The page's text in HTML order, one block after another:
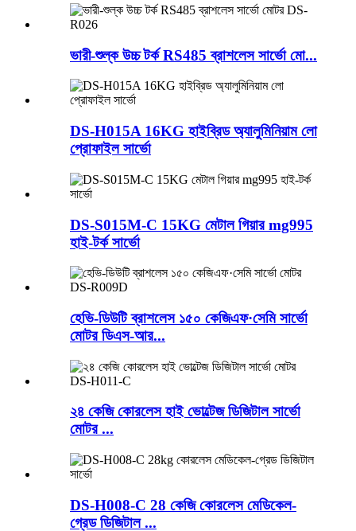
ভারী-শুল্ক উচ্চ টর্ক RS485 ব্রাশলেস সার্ভো মো...
DS-H015A 16KG হাইব্রিড অ্যালুমিনিয়াম লো
প্রোফাইল সার্ভো
DS-S015M-C 15KG মেটাল গিয়ার mg995
হাই-টর্ক সার্ভো
হেভি-ডিউটি ​​ব্রাশলেস ১৫০ কেজিএফ·সেমি সার্ভো
মোটর ডিএস-আর...
২৪ কেজি কোরলেস হাই ভোল্টেজ ডিজিটাল সার্ভো
মোটর ...
DS-H008-C 28 কেজি কোরলেস মেডিকেল-
গ্রেড ডিজিটাল ...